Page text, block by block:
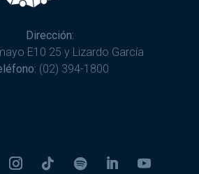
Dirección:
E10 25 y Lizardo García
(02) 394-1800